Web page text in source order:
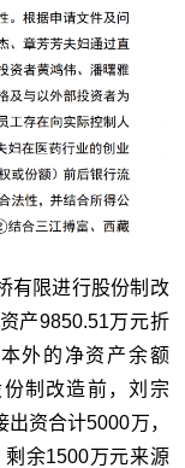
有限进行股份制改
产9850.51万元折
外的净资产余额
制改造前，刘宗
资合计5000万，
余1500万元来源